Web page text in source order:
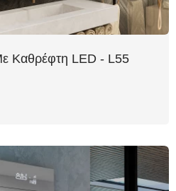
Καθρέφτη LED - L55